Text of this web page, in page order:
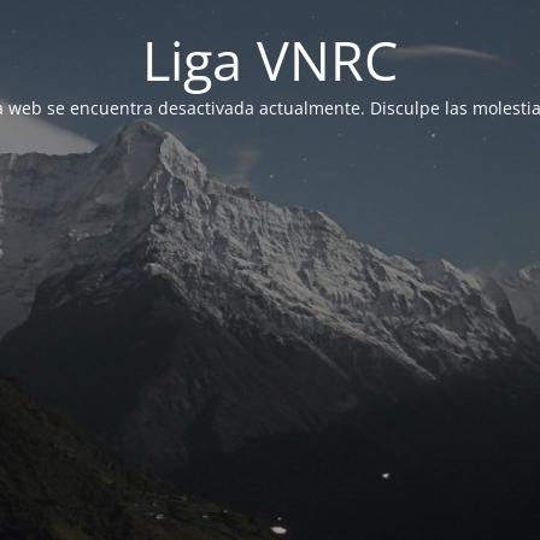
Liga VNRC
web se encuentra desactivada actualmente. Disculpe las